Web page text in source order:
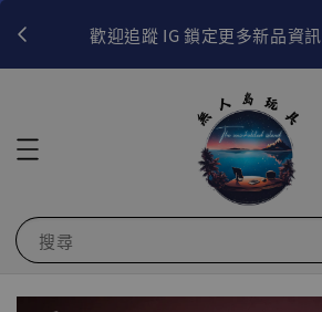
歡迎追蹤 IG 鎖定更多新品資訊
搜尋